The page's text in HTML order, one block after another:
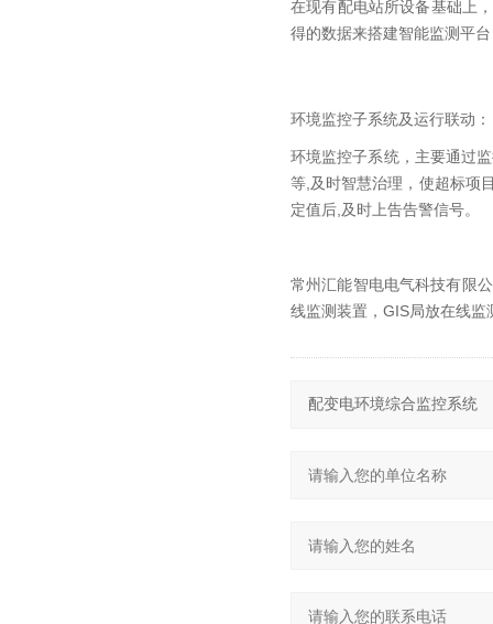
在现有配电站所设备基础上
得的数据来搭建智能监测平
环境监控子系统及运行联动：
环境监控子系统，主要通过
等,及时智慧治理，使超标项
定值后,及时上告告警信号。
常州汇能智电电气科技有限
线监测装置，GIS局放在线